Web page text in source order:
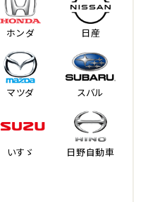
ホンダ 日産
マツダ スバル
いすゞ 日野自動車